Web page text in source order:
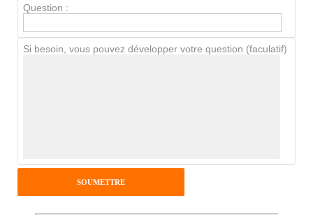
Chien / chat
Pseudo :
Question :
Si besoin, vous pouvez développer votre question (faculatif)